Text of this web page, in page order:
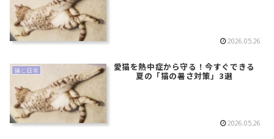
2026.05.26
猫と日常 愛猫を熱中症から守る！今すぐできる
夏の「猫の暑さ対策」3選
2026.05.26